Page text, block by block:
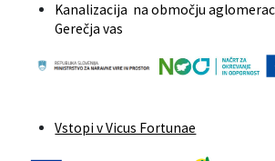
Kanalizacija na območju
Gerečja vas
Vstopi v Vicus Fortunae